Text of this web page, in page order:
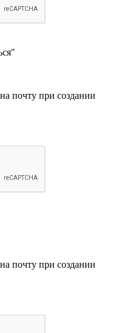
почту при создании
почту при создании